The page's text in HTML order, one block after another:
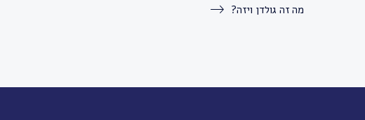
מה זה גולדן ויזה?